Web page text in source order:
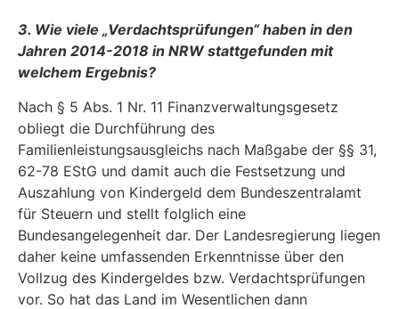
3. Wie viele „Verdachtsprüfungen“ haben in den
Jahren 2014-2018 in NRW stattgefunden mit
welchem Ergebnis?
Nach § 5 Abs. 1 Nr. 11 Finanzverwaltungsgesetz
obliegt die Durchführung des
Familienleistungsausgleichs nach Maßgabe der §§ 31,
62-78 EStG und damit auch die Festsetzung und
Auszahlung von Kindergeld dem Bundeszentralamt
für Steuern und stellt folglich eine
Bundesangelegenheit dar. Der Landesregierung liegen
daher keine umfassenden Erkenntnisse über den
Vollzug des Kindergeldes bzw. Verdachtsprüfungen
vor. So hat das Land im Wesentlichen dann